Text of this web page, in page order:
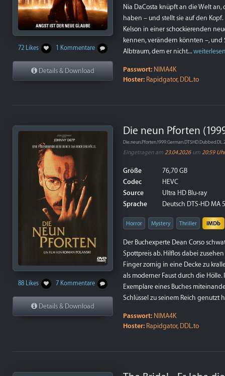
72 Likes 1 Kommentare
Details & Download
Nia DaCosta knüpft an die Welt an,
haben – und stellt sie auf den
Kelson in einer schockierenden
kennen, verändern könnten –, und
Albtraum, dem er nicht...
Passwort: NIMA4K
Hoster: Rapidgator, DDL.to
88 Likes 7 Kommentare
Details & Download
Die neun Pforten
Eingetragen am 23.04.2026um 20:59 Uhr
Größe
76,70 GB
Codec
HEVC
Source
Ultra HD Blu-ray
Sprache
Deutsch DTS-HD MA
Horror Mystery Thriller IMDb
Der Buchexperte Dean Corso
Spottpreis ab. Hilflos dabei
Finger zornig in eine Decke zu
als moderner Faust durch die
Exemplare eines Buches
Schlüssel zu seinem Reich genutzt
Passwort: NIMA4K
Hoster: Rapidgator, DDL.to